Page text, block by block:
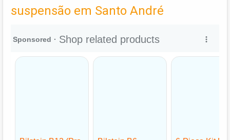
suspensão em Santo André